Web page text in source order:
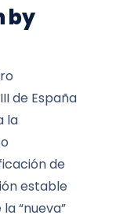
by
de España
la
de
estable
“nueva”